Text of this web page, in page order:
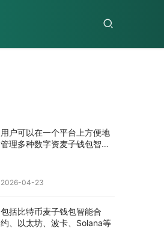
用户可以在一个平台上方便地
管理多种数字资麦子钱包智能
2026-04-23
包括比特币麦子钱包智能合
约、以太坊、波卡、Solana等